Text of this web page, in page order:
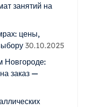
занятий на
цены,
30.10.2025
Новгороде:
заказ —